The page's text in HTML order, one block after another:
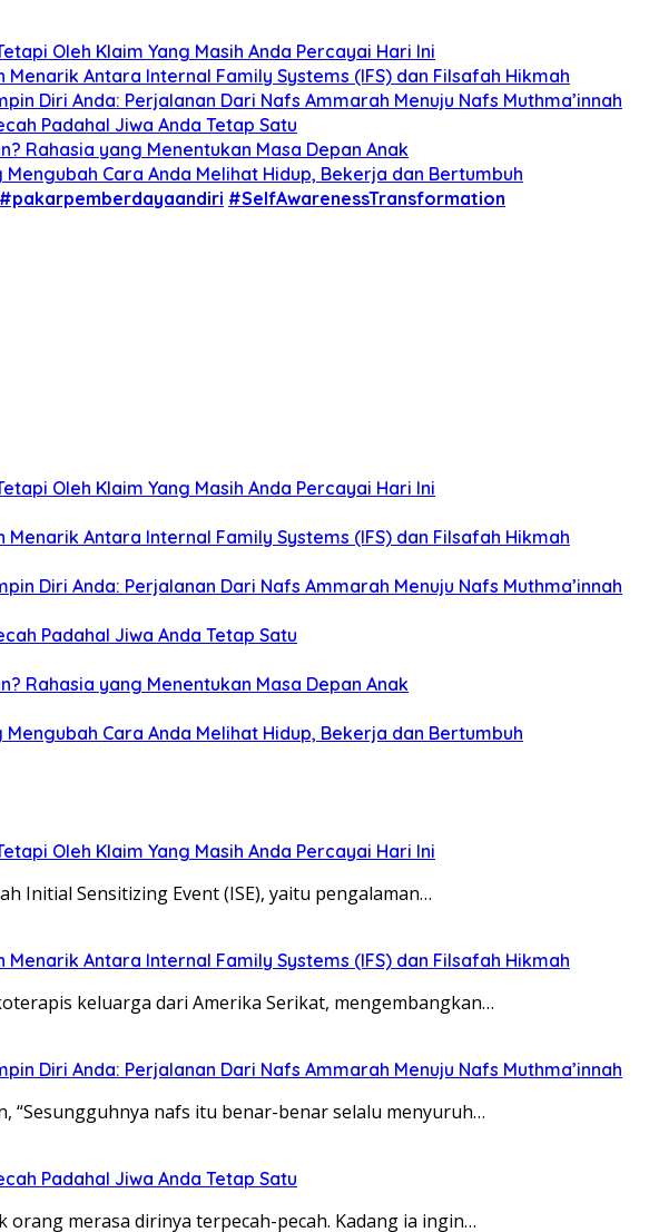
Oleh Klaim Yang Masih Anda Percayai Hari Ini
Antara Internal Family Systems (IFS) dan Filsafah Hikmah
Diri Anda: Perjalanan Dari Nafs Ammarah Menuju Nafs Muthma’innah
Padahal Jiwa Anda Tetap Satu
Rahasia yang Menentukan Masa Depan Anak
Cara Anda Melihat Hidup, Bekerja dan Bertumbuh
#pakarpemberdayaandiri #SelfAwarenessTransformation
Oleh Klaim Yang Masih Anda Percayai Hari Ini
Antara Internal Family Systems (IFS) dan Filsafah Hikmah
Diri Anda: Perjalanan Dari Nafs Ammarah Menuju Nafs Muthma’innah
Padahal Jiwa Anda Tetap Satu
Rahasia yang Menentukan Masa Depan Anak
Cara Anda Melihat Hidup, Bekerja dan Bertumbuh
Oleh Klaim Yang Masih Anda Percayai Hari Ini
Initial Sensitizing Event (ISE), yaitu pengalaman…
Antara Internal Family Systems (IFS) dan Filsafah Hikmah
keluarga dari Amerika Serikat, mengembangkan…
Diri Anda: Perjalanan Dari Nafs Ammarah Menuju Nafs Muthma’innah
“Sesungguhnya nafs itu benar-benar selalu menyuruh…
Padahal Jiwa Anda Tetap Satu
merasa dirinya terpecah-pecah. Kadang ia ingin…